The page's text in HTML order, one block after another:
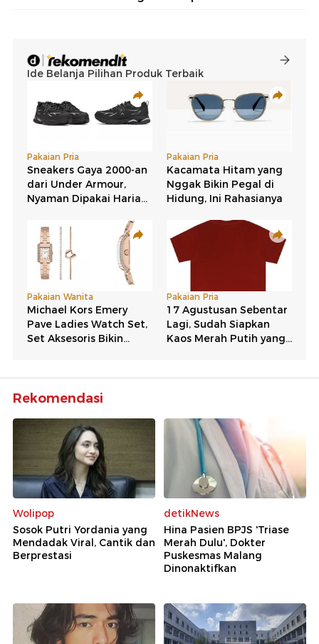
Rekomendasi
Wolipop
Sosok Putri Yordania yang
Mendadak Viral, Cantik dan
Berprestasi
detikNews
Hina Pasien BPJS 'Triase
Merah Dulu', Dokter
Puskesmas Malang
Dinonaktifkan